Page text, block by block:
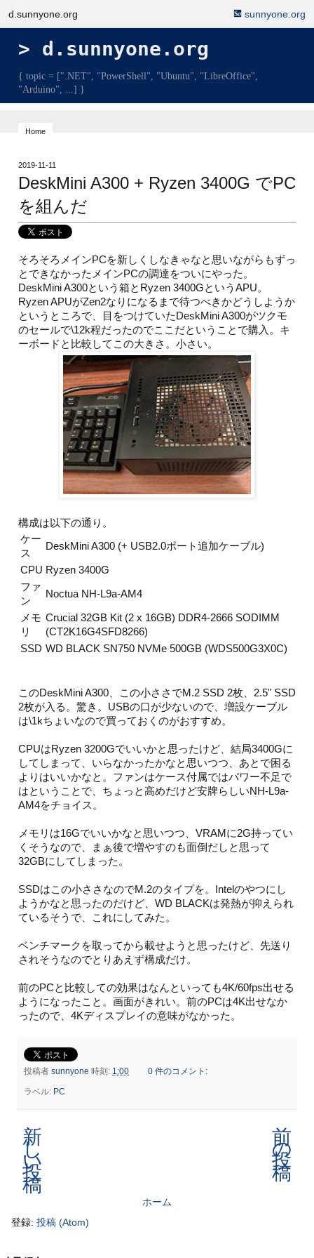
d.sunnyone.org sunnyone.org
d.sunnyone.org
{ topic = [".NET", "PowerShell", "Ubuntu", "LibreOffice",
"Arduino", ...] }
Home
2019-11-11
DeskMini A300 + Ryzen 3400G でPC
を組んだ
そろそろメインPCを新しくしなきゃなと思いながらもずっ
とできなかったメインPCの調達をついにやった。
DeskMini A300という箱とRyzen 3400GというAPU。
Ryzen APUがZen2なりになるまで待つべきかどうしようか
というところで、目をつけていたDeskMini A300がツクモ
のセールで\12k程だったのでここだということで購入。キ
ーボードと比較してこの大きさ。小さい。
構成は以下の通り。
ケー
ス
DeskMini A300 (+ USB2.0ポート追加ケーブル)
CPU Ryzen 3400G
ファ
ン
Noctua NH-L9a-AM4
メモ
リ
Crucial 32GB Kit (2 x 16GB) DDR4-2666 SODIMM
(CT2K16G4SFD8266)
SSD WD BLACK SN750 NVMe 500GB (WDS500G3X0C)
このDeskMini A300、この小ささでM.2 SSD 2枚、2.5" SSD
2枚が入る。驚き。USBの口が少ないので、増設ケーブル
は\1kちょいなので買っておくのがおすすめ。
CPUはRyzen 3200Gでいいかと思ったけど、結局3400Gに
してしまって、いらなかったかなと思いつつ、あとで困る
よりはいいかなと。ファンはケース付属ではパワー不足で
はということで、ちょっと高めだけど安牌らしいNH-L9a-
AM4をチョイス。
メモリは16Gでいいかなと思いつつ、VRAMに2G持ってい
くそうなので、まぁ後で増やすのも面倒だしと思って
32GBにしてしまった。
SSDはこの小ささなのでM.2のタイプを。Intelのやつにし
ようかなと思ったのだけど、WD BLACKは発熱が抑えられ
ているそうで、これにしてみた。
ベンチマークを取ってから載せようと思ったけど、先送り
されそうなのでとりあえず構成だけ。
前のPCと比較しての効果はなんといっても4K/60fps出せる
ようになったこと。画面がきれい。前のPCは4K出せなか
ったので、4Kディスプレイの意味がなかった。
投稿者 sunnyone 時刻: 1:00 0 件のコメント:
ラベル: PC
新
し
い
投
稿
前
の
投
稿
ホーム
登録: 投稿 (Atom)